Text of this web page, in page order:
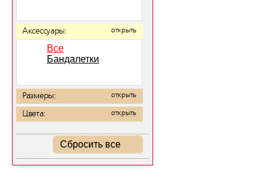
Аксессуары: открыть
Все
Бандалетки
Размеры: открыть
Цвета: открыть
Сбросить все